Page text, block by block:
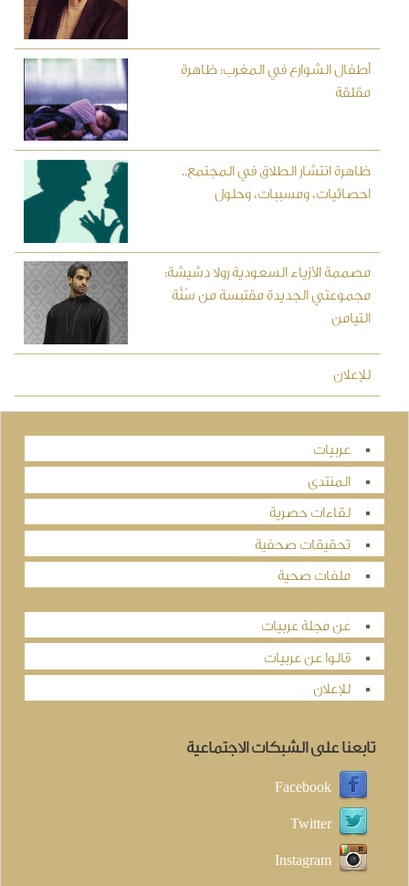
أطفال الشوارع في المغرب: ظاهرة
مقلقة
ظاهرة انتشار الطلاق في المجتمع..
احصائيات، ومسببات، وحلول
مصممة الأزياء السعودية رولا دشيشة:
مجموعتي الجديدة مقتبسة من سُنَّة
التيامن
للإعلان
عربيات
المنتدى
لقاءات حصرية
تحقيقات صحفية
ملفات صحية
عن مجلة عربيات
قالوا عن عربيات
للإعلان
تابعنا على الشبكات الاجتماعية
Facebook
Twitter
Instagram